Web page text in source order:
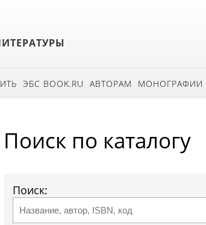
ЭБС BOOK.RU АВТОРАМ МОНОГРАФИИ
Поиск по каталогу
Поиск: